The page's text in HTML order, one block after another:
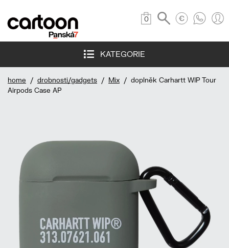
0
KATEGORIE
home / drobnosti/gadgets / Mix / doplněk Carhartt WIP Tour
Airpods Case AP